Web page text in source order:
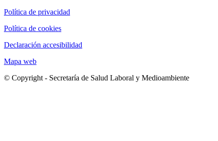
Política de privacidad
Política de cookies
Declaración accesibilidad
Mapa web
© Copyright - Secretaría de Salud Laboral y Medioambiente